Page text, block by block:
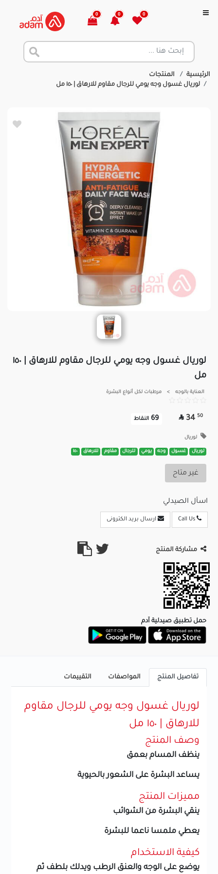
0
0
0
الرئيسية
المنتجات
لوريال غسول وجه يومي للرجال مقاوم للارهاق | ١٥٠ مل
لوريال غسول وجه يومي للرجال مقاوم للارهاق | ١٥٠
مل
العناية بالوجه > مرطبات لكل أنواع البشرة
50
34

69 النقاط
لوريال
لوريال غسول وجه يومي للرجال مقاوم للارهاق ١٥٠
غير متاح
اسأل الصيدلي
ارسال بريد الكترونى
مشاركة المنتج
حمل تطبيق صيدلية آدم
تفاصيل المنتج المواصفات التقييمات
لوريال غسول وجه يومي للرجال مقاوم
للارهاق | ١٥٠ مل
وصف المنتج
ينظف المسام بعمق
يساعد البشرة على الشعور بالحيوية
مميزات المنتج
ينقي البشرة من الشوائب
يعطي ملمسا ناعما للبشرة
كيفية الاستخدام
يوضع على الوجه والعنق الرطب ويدلك بلطف ثم